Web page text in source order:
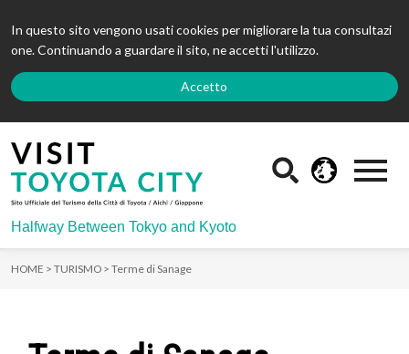
In questo sito vengono usati cookies per migliorare la tua consultazi
one. Continuando a guardare il sito, ne accetti l'utilizzo.
Accetto
Halfway Between Tokyo and Kyoto
HOME > TURISMO > Terme di Sanage